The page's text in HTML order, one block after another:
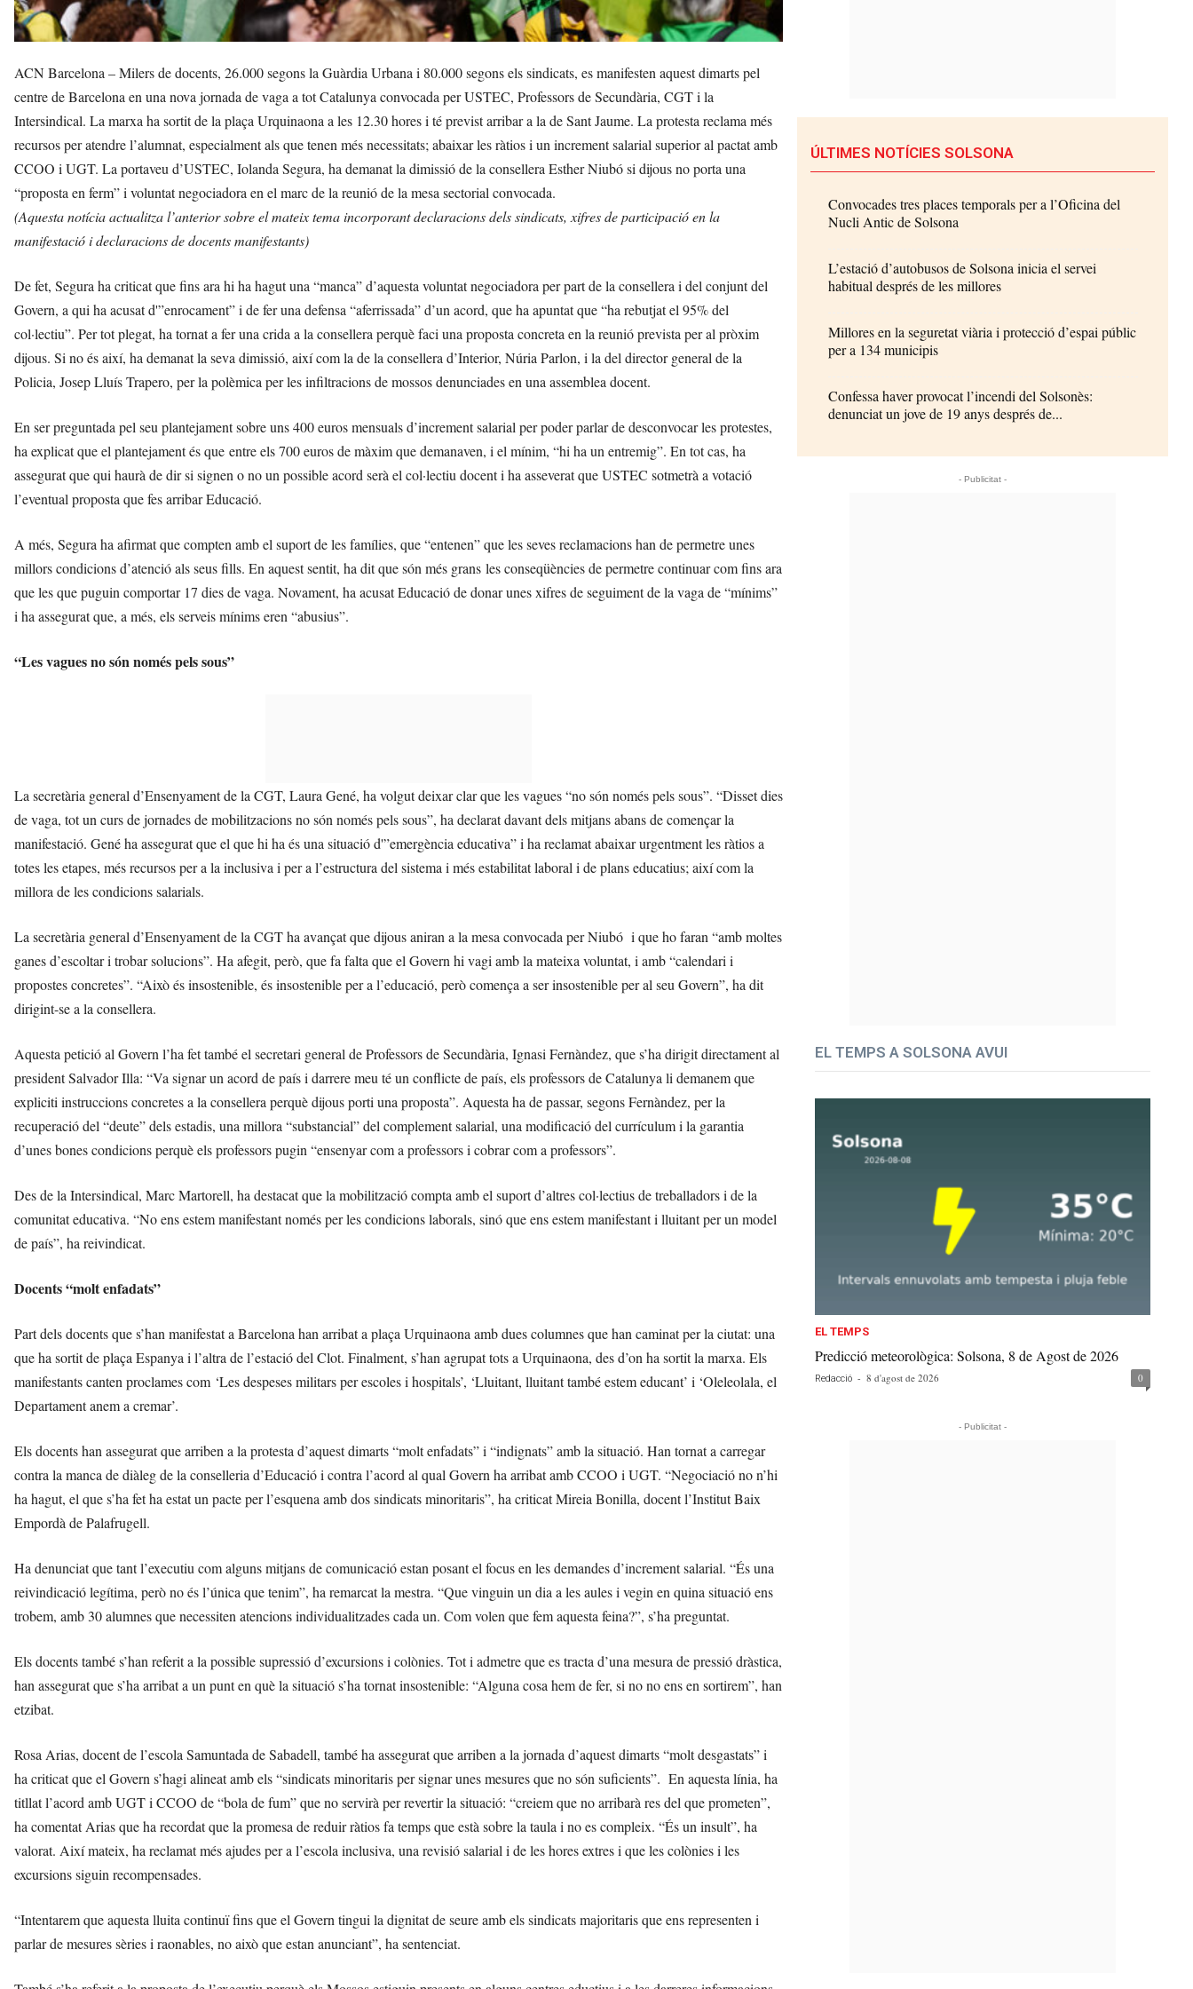
ACN Barcelona – Milers de docents, 26.000 segons la Guàrdia Urbana i 80.000 segons els sindicats, es manifesten aquest dimarts pel
centre de Barcelona en una nova jornada de vaga a tot Catalunya convocada per USTEC, Professors de Secundària, CGT i la
Intersindical. La marxa ha sortit de la plaça Urquinaona a les 12.30 hores i té previst arribar a la de Sant Jaume. La protesta reclama més
recursos per atendre l’alumnat, especialment als que tenen més necessitats; abaixar les ràtios i un increment salarial superior al pactat amb
CCOO i UGT. La portaveu d’USTEC, Iolanda Segura, ha demanat la dimissió de la consellera Esther Niubó si dijous no porta una
“proposta en ferm” i voluntat negociadora en el marc de la reunió de la mesa sectorial convocada.
(Aquesta notícia actualitza l’anterior sobre el mateix tema incorporant declaracions dels sindicats, xifres de participació en la
manifestació i declaracions de docents manifestants)
De fet, Segura ha criticat que fins ara hi ha hagut una “manca” d’aquesta voluntat negociadora per part de la consellera i del conjunt del
Govern, a qui ha acusat d'”enrocament” i de fer una defensa “aferrissada” d’un acord, que ha apuntat que “ha rebutjat el 95% del
col·lectiu”. Per tot plegat, ha tornat a fer una crida a la consellera perquè faci una proposta concreta en la reunió prevista per al pròxim
dijous. Si no és així, ha demanat la seva dimissió, així com la de la consellera d’Interior, Núria Parlon, i la del director general de la
Policia, Josep Lluís Trapero, per la polèmica per les infiltracions de mossos denunciades en una assemblea docent.
En ser preguntada pel seu plantejament sobre uns 400 euros mensuals d’increment salarial per poder parlar de desconvocar les protestes,
ha explicat que el plantejament és que entre els 700 euros de màxim que demanaven, i el mínim, “hi ha un entremig”. En tot cas, ha
assegurat que qui haurà de dir si signen o no un possible acord serà el col·lectiu docent i ha asseverat que USTEC sotmetrà a votació
l’eventual proposta que fes arribar Educació.
A més, Segura ha afirmat que compten amb el suport de les famílies, que “entenen” que les seves reclamacions han de permetre unes
millors condicions d’atenció als seus fills. En aquest sentit, ha dit que són més grans les conseqüències de permetre continuar com fins ara
que les que puguin comportar 17 dies de vaga. Novament, ha acusat Educació de donar unes xifres de seguiment de la vaga de “mínims”
i ha assegurat que, a més, els serveis mínims eren “abusius”.
“Les vagues no són només pels sous”
La secretària general d’Ensenyament de la CGT, Laura Gené, ha volgut deixar clar que les vagues “no són només pels sous”. “Disset dies
de vaga, tot un curs de jornades de mobilitzacions no són només pels sous”, ha declarat davant dels mitjans abans de començar la
manifestació. Gené ha assegurat que el que hi ha és una situació d'”emergència educativa” i ha reclamat abaixar urgentment les ràtios a
totes les etapes, més recursos per a la inclusiva i per a l’estructura del sistema i més estabilitat laboral i de plans educatius; així com la
millora de les condicions salarials.
La secretària general d’Ensenyament de la CGT ha avançat que dijous aniran a la mesa convocada per Niubó i que ho faran “amb moltes
ganes d’escoltar i trobar solucions”. Ha afegit, però, que fa falta que el Govern hi vagi amb la mateixa voluntat, i amb “calendari i
propostes concretes”. “Això és insostenible, és insostenible per a l’educació, però comença a ser insostenible per al seu Govern”, ha dit
dirigint-se a la consellera.
Aquesta petició al Govern l’ha fet també el secretari general de Professors de Secundària, Ignasi Fernàndez, que s’ha dirigit directament al
president Salvador Illa: “Va signar un acord de país i darrere meu té un conflicte de país, els professors de Catalunya li demanem que
expliciti instruccions concretes a la consellera perquè dijous porti una proposta”. Aquesta ha de passar, segons Fernàndez, per la
recuperació del “deute” dels estadis, una millora “substancial” del complement salarial, una modificació del currículum i la garantia
d’unes bones condicions perquè els professors pugin “ensenyar com a professors i cobrar com a professors”.
Des de la Intersindical, Marc Martorell, ha destacat que la mobilització compta amb el suport d’altres col·lectius de treballadors i de la
comunitat educativa. “No ens estem manifestant només per les condicions laborals, sinó que ens estem manifestant i lluitant per un model
de país”, ha reivindicat.
Docents “molt enfadats”
Part dels docents que s’han manifestat a Barcelona han arribat a plaça Urquinaona amb dues columnes que han caminat per la ciutat: una
que ha sortit de plaça Espanya i l’altra de l’estació del Clot. Finalment, s’han agrupat tots a Urquinaona, des d’on ha sortit la marxa. Els
manifestants canten proclames com ‘Les despeses militars per escoles i hospitals’, ‘Lluitant, lluitant també estem educant’ i ‘Oleleolala, el
Departament anem a cremar’.
Els docents han assegurat que arriben a la protesta d’aquest dimarts “molt enfadats” i “indignats” amb la situació. Han tornat a carregar
contra la manca de diàleg de la conselleria d’Educació i contra l’acord al qual Govern ha arribat amb CCOO i UGT. “Negociació no n’hi
ha hagut, el que s’ha fet ha estat un pacte per l’esquena amb dos sindicats minoritaris”, ha criticat Mireia Bonilla, docent l’Institut Baix
Empordà de Palafrugell.
Ha denunciat que tant l’executiu com alguns mitjans de comunicació estan posant el focus en les demandes d’increment salarial. “És una
reivindicació legítima, però no és l’única que tenim”, ha remarcat la mestra. “Que vinguin un dia a les aules i vegin en quina situació ens
trobem, amb 30 alumnes que necessiten atencions individualitzades cada un. Com volen que fem aquesta feina?”, s’ha preguntat.
Els docents també s’han referit a la possible supressió d’excursions i colònies. Tot i admetre que es tracta d’una mesura de pressió dràstica,
han assegurat que s’ha arribat a un punt en què la situació s’ha tornat insostenible: “Alguna cosa hem de fer, si no no ens en sortirem”, han
etzibat.
Rosa Arias, docent de l’escola Samuntada de Sabadell, també ha assegurat que arriben a la jornada d’aquest dimarts “molt desgastats” i
ha criticat que el Govern s’hagi alineat amb els “sindicats minoritaris per signar unes mesures que no són suficients”. En aquesta línia, ha
titllat l’acord amb UGT i CCOO de “bola de fum” que no servirà per revertir la situació: “creiem que no arribarà res del que prometen”,
ha comentat Arias que ha recordat que la promesa de reduir ràtios fa temps que està sobre la taula i no es compleix. “És un insult”, ha
valorat. Així mateix, ha reclamat més ajudes per a l’escola inclusiva, una revisió salarial i de les hores extres i que les colònies i les
excursions siguin recompensades.
“Intentarem que aquesta lluita continuï fins que el Govern tingui la dignitat de seure amb els sindicats majoritaris que ens representen i
parlar de mesures sèries i raonables, no això que estan anunciant”, ha sentenciat.
ÚLTIMES NOTÍCIES SOLSONA
Convocades tres places temporals per a l’Oficina del
Nucli Antic de Solsona
L’estació d’autobusos de Solsona inicia el servei
habitual després de les millores
Millores en la seguretat viària i protecció d’espai públic
per a 134 municipis
Confessa haver provocat l’incendi del Solsonès:
denunciat un jove de 19 anys després de...
- Publicitat -
EL TEMPS A SOLSONA AVUI
EL TEMPS
Predicció meteorològica: Solsona, 8 de Agost de 2026
Redacció - 8 d'agost de 2026 0
- Publicitat -